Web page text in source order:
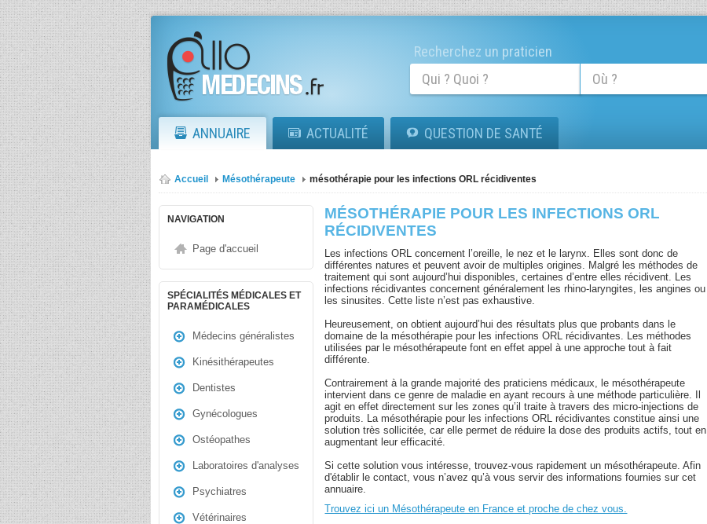
Recherchez un praticien
ANNUAIRE ACTUALITÉ QUESTION DE SANTÉ
Accueil Mésothérapeute mésothérapie pour les infections ORL récidiventes
NAVIGATION
Page d'accueil
SPÉCIALITÉS MÉDICALES ET
PARAMÉDICALES
Médecins généralistes
Kinésithérapeutes
Dentistes
Gynécologues
Ostéopathes
Laboratoires d'analyses
Psychiatres
Vétérinaires
MÉSOTHÉRAPIE POUR LES INFECTIONS ORL
RÉCIDIVENTES
Les infections ORL concernent l’oreille, le nez et le larynx. Elles sont donc de
différentes natures et peuvent avoir de multiples origines. Malgré les méthodes de
traitement qui sont aujourd’hui disponibles, certaines d’entre elles récidivent. Les
infections récidivantes concernent généralement les rhino-laryngites, les angines ou
les sinusites. Cette liste n’est pas exhaustive.
Heureusement, on obtient aujourd’hui des résultats plus que probants dans le
domaine de la mésothérapie pour les infections ORL récidivantes. Les méthodes
utilisées par le mésothérapeute font en effet appel à une approche tout à fait
différente.
Contrairement à la grande majorité des praticiens médicaux, le mésothérapeute
intervient dans ce genre de maladie en ayant recours à une méthode particulière. Il
agit en effet directement sur les zones qu’il traite à travers des micro-injections de
produits. La mésothérapie pour les infections ORL récidivantes constitue ainsi une
solution très sollicitée, car elle permet de réduire la dose des produits actifs, tout en
augmentant leur efficacité.
Si cette solution vous intéresse, trouvez-vous rapidement un mésothérapeute. Afin
d'établir le contact, vous n’avez qu’à vous servir des informations fournies sur cet
annuaire.
Trouvez ici un Mésothérapeute en France et proche de chez vous.